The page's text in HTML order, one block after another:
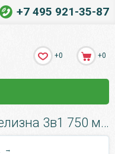
+7 495 921-35-87
+0 +0
Чистящий гель Sanfor белизна 3в1 750 мл.
→